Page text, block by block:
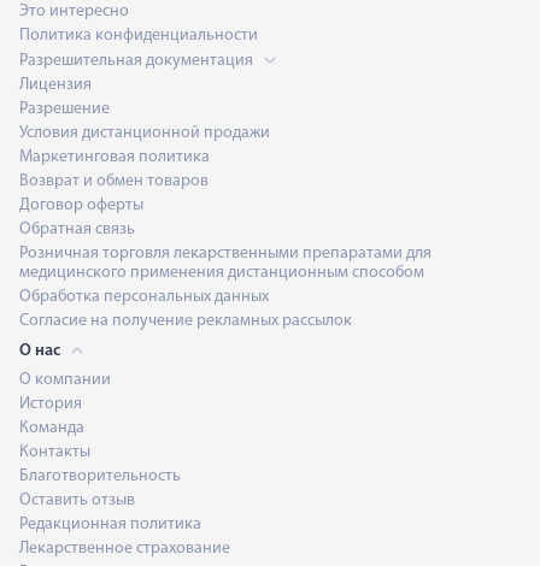
Это интересно
Политика конфиденциальности
Разрешительная документация
Лицензия
Разрешение
Условия дистанционной продажи
Маркетинговая политика
Возврат и обмен товаров
Договор оферты
Обратная связь
Розничная торговля лекарственными препаратами для
медицинского применения дистанционным способом
Обработка персональных данных
Согласие на получение рекламных рассылок
О нас
О компании
История
Команда
Контакты
Благотворительность
Оставить отзыв
Редакционная политика
Лекарственное страхование